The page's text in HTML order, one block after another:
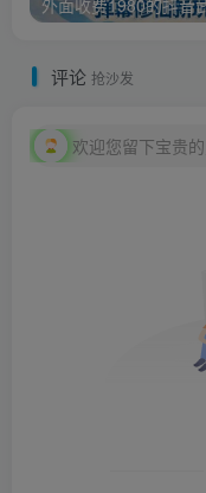
评论 抢沙发
欢迎您留下宝贵的